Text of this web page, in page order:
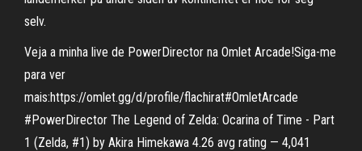
selv.
Veja a minha live de PowerDirector na Omlet Arcade!Siga-me
para ver
mais:https://omlet.gg/d/profile/flachirat#OmletArcade
#PowerDirector The Legend of Zelda: Ocarina of Time - Part
1 (Zelda, #1) by Akira Himekawa 4.26 avg rating — 4,041